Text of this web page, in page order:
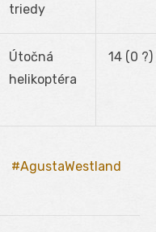
triedy
Útočná
helikoptéra
14 (0 ?)
AgustaWestland